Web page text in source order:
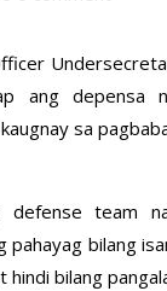
ang depensa
sa
defense team
bilang
bilang